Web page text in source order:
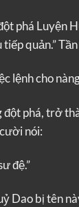
phá Luyện
quản.”
lệnh cho
đột phá, trở
nói:
đệ.”
Dao bị tên